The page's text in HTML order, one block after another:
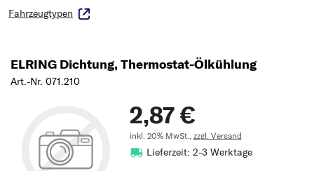
Fahrzeugtypen
ELRING Dichtung, Thermostat-Ölkühlung
Art.-Nr. 071.210
2,87 €
inkl. 20% MwSt., zzgl. Versand
Lieferzeit: 2-3 Werktage